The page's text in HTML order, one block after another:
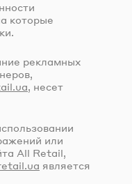
которые
рекламных
, несет
или
All Retail,
является